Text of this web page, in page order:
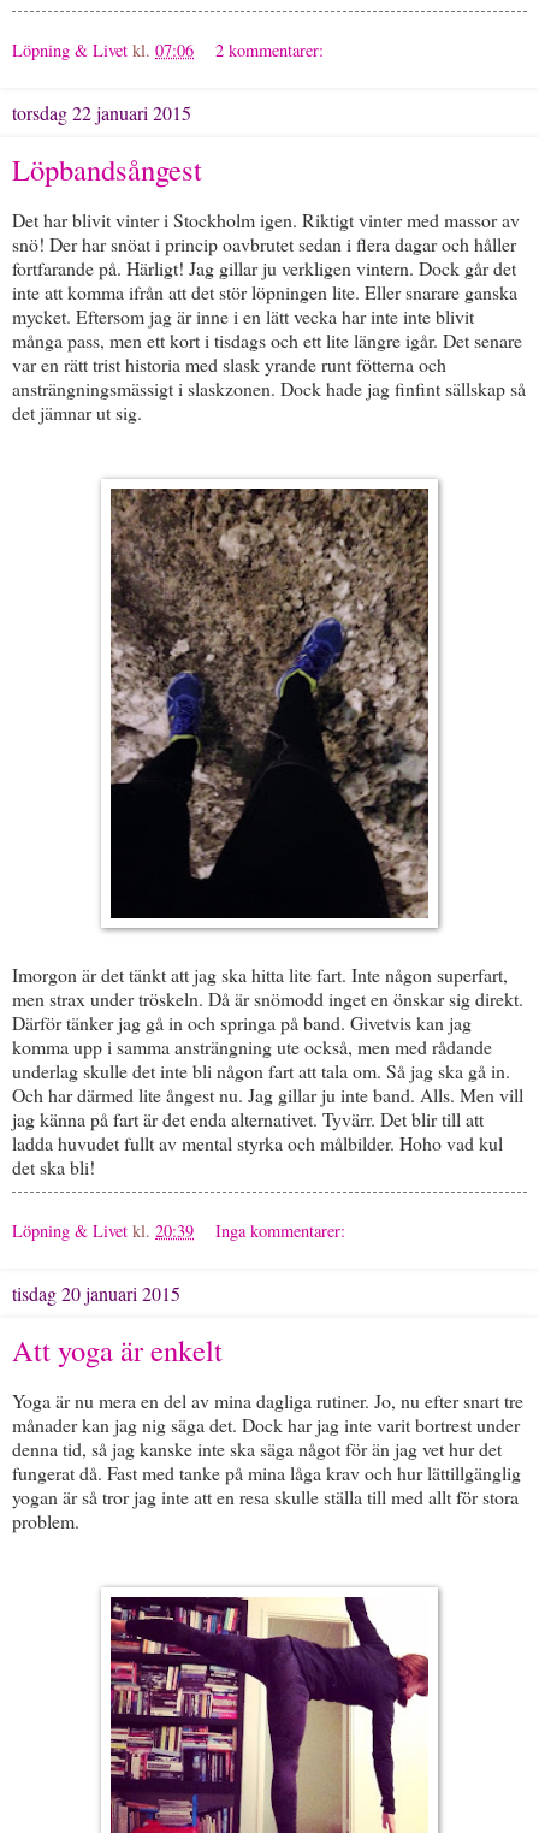
Löpning & Livet kl. 07:06 2 kommentarer:
torsdag 22 januari 2015
Löpbandsångest
Det har blivit vinter i Stockholm igen. Riktigt vinter med massor av
snö! Der har snöat i princip oavbrutet sedan i flera dagar och håller
fortfarande på. Härligt! Jag gillar ju verkligen vintern. Dock går det
inte att komma ifrån att det stör löpningen lite. Eller snarare ganska
mycket. Eftersom jag är inne i en lätt vecka har inte inte blivit
många pass, men ett kort i tisdags och ett lite längre igår. Det senare
var en rätt trist historia med slask yrande runt fötterna och
ansträngningsmässigt i slaskzonen. Dock hade jag finfint sällskap så
det jämnar ut sig.
Imorgon är det tänkt att jag ska hitta lite fart. Inte någon superfart,
men strax under tröskeln. Då är snömodd inget en önskar sig direkt.
Därför tänker jag gå in och springa på band. Givetvis kan jag
komma upp i samma ansträngning ute också, men med rådande
underlag skulle det inte bli någon fart att tala om. Så jag ska gå in.
Och har därmed lite ångest nu. Jag gillar ju inte band. Alls. Men vill
jag känna på fart är det enda alternativet. Tyvärr. Det blir till att
ladda huvudet fullt av mental styrka och målbilder. Hoho vad kul
det ska bli!
Löpning & Livet kl. 20:39 Inga kommentarer:
tisdag 20 januari 2015
Att yoga är enkelt
Yoga är nu mera en del av mina dagliga rutiner. Jo, nu efter snart tre
månader kan jag nig säga det. Dock har jag inte varit bortrest under
denna tid, så jag kanske inte ska säga något för än jag vet hur det
fungerat då. Fast med tanke på mina låga krav och hur lättillgänglig
yogan är så tror jag inte att en resa skulle ställa till med allt för stora
problem.